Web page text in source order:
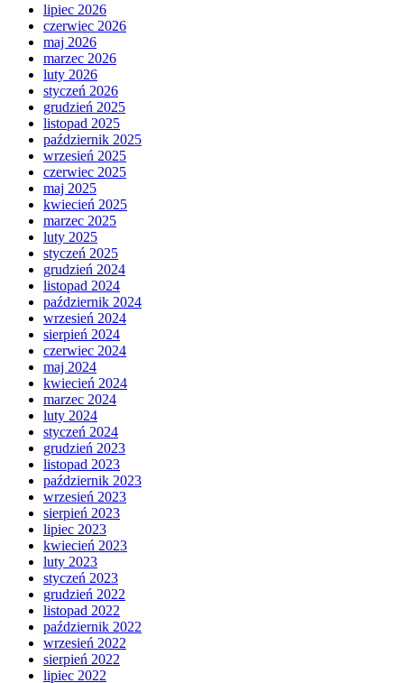
lipiec 2026
czerwiec 2026
maj 2026
marzec 2026
luty 2026
styczeń 2026
grudzień 2025
listopad 2025
październik 2025
wrzesień 2025
czerwiec 2025
maj 2025
kwiecień 2025
marzec 2025
luty 2025
styczeń 2025
grudzień 2024
listopad 2024
październik 2024
wrzesień 2024
sierpień 2024
czerwiec 2024
maj 2024
kwiecień 2024
marzec 2024
luty 2024
styczeń 2024
grudzień 2023
listopad 2023
październik 2023
wrzesień 2023
sierpień 2023
lipiec 2023
kwiecień 2023
luty 2023
styczeń 2023
grudzień 2022
listopad 2022
październik 2022
wrzesień 2022
sierpień 2022
lipiec 2022